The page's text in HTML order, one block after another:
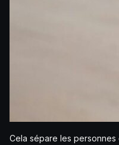
Cela sépare les